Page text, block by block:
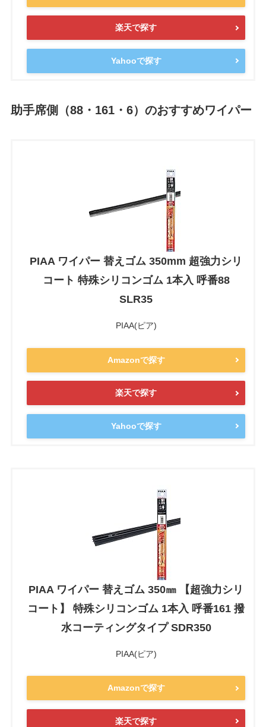
楽天で探す
Yahooで探す
助手席側（88・161・6）のおすすめワイパー
PIAA ワイパー 替えゴム 350mm 超強力シリ
コート 特殊シリコンゴム 1本入 呼番88
SLR35
PIAA(ピア)
Amazonで探す
楽天で探す
Yahooで探す
PIAA ワイパー 替えゴム 350㎜ 【超強力シリ
コート】 特殊シリコンゴム 1本入 呼番161 撥
水コーティングタイプ SDR350
PIAA(ピア)
Amazonで探す
楽天で探す